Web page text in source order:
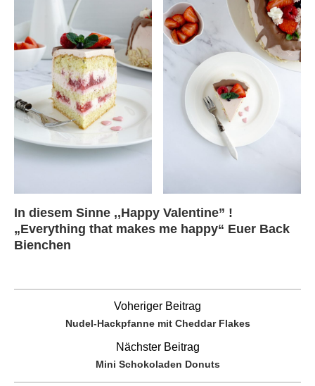
In diesem Sinne ,,Happy Valentine” !
„Everything that makes me happy“ Euer Back
Bienchen
Voheriger Beitrag
Nudel-Hackpfanne mit Cheddar Flakes
Nächster Beitrag
Mini Schokoladen Donuts